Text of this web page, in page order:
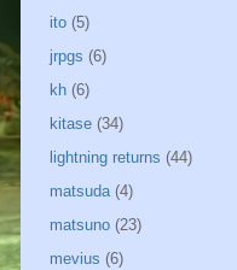
ito (5)
jrpgs (6)
kh (6)
kitase (34)
lightning returns (44)
matsuda (4)
matsuno (23)
mevius (6)